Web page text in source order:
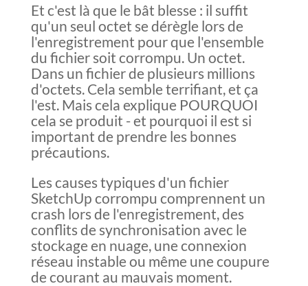
Et c'est là que le bât blesse : il suffit
qu'un seul octet se dérègle lors de
l'enregistrement pour que l'ensemble
du fichier soit corrompu. Un octet.
Dans un fichier de plusieurs millions
d'octets. Cela semble terrifiant, et ça
l'est. Mais cela explique POURQUOI
cela se produit - et pourquoi il est si
important de prendre les bonnes
précautions.
Les causes typiques d'un fichier
SketchUp corrompu comprennent un
crash lors de l'enregistrement, des
conflits de synchronisation avec le
stockage en nuage, une connexion
réseau instable ou même une coupure
de courant au mauvais moment.